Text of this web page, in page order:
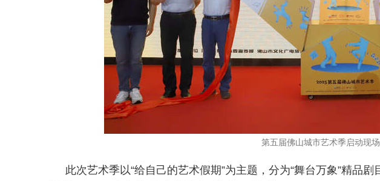
第五届佛山城市艺术季启动现
此次艺术季以“给自己的艺术假期”为主题，分为“舞台万象”精品